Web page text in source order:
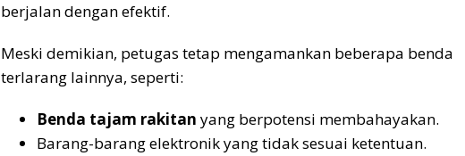
berjalan dengan efektif.
​Meski demikian, petugas tetap mengamankan beberapa benda
terlarang lainnya, seperti:
Benda tajam rakitan yang berpotensi membahayakan.
​Barang-barang elektronik yang tidak sesuai ketentuan.